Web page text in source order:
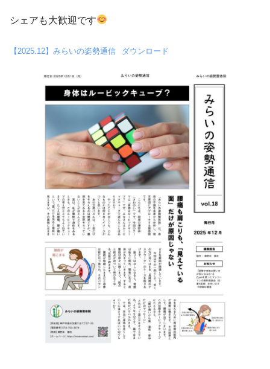
シェアも大歓迎です
【2025.12】みらいの姿勢通信 ダウンロード